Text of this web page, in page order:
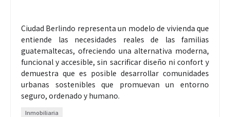
Ciudad Berlindo representa un modelo de vivienda que
entiende las necesidades reales de las familias
guatemaltecas, ofreciendo una alternativa moderna,
funcional y accesible, sin sacrificar diseño ni confort y
demuestra que es posible desarrollar comunidades
urbanas sostenibles que promuevan un entorno
seguro, ordenado y humano.
Inmobiliaria